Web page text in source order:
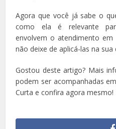
Agora que você já sabe o
como ela é relevante
envolvem o atendimento em
não deixe de aplicá-las na sua
Gostou deste artigo? Mais
podem ser acompanhadas
Curta e confira agora mesmo!